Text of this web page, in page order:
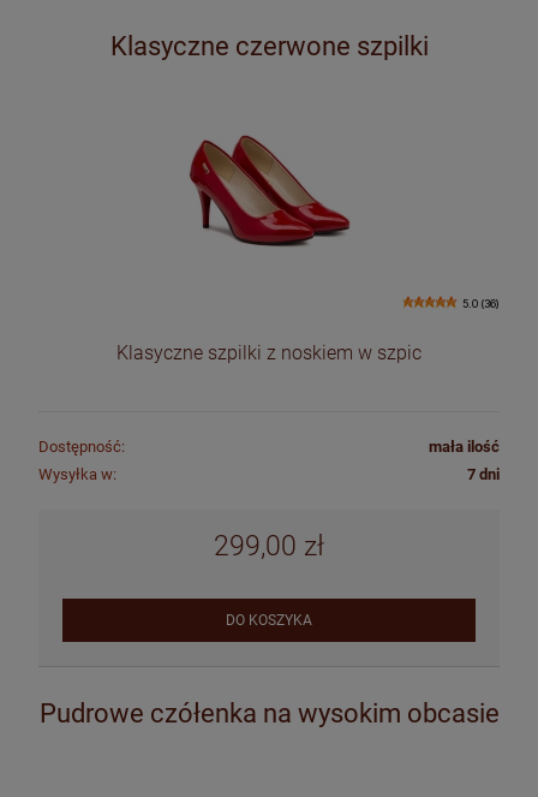
Klasyczne czerwone szpilki
5.0 (36)
Klasyczne szpilki z noskiem w szpic
Dostępność:
mała ilość
Wysyłka w:
7 dni
299,00 zł
DO KOSZYKA
Pudrowe czółenka na wysokim obcasie